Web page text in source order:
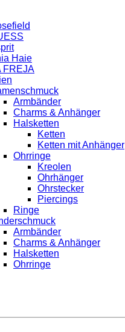
Haie
FREJA
Armbänder
Charms & Anhänger
Halsketten
Ketten
Ketten mit Anhänger
Ohrringe
Kreolen
Ohrhänger
Ohrstecker
Piercings
Ringe
Armbänder
Charms & Anhänger
Halsketten
Ohrringe